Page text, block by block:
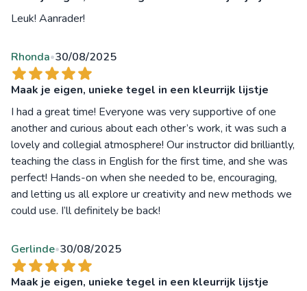
Leuk! Aanrader!
Rhonda•30/08/2025
Maak je eigen, unieke tegel in een kleurrijk lijstje
I had a great time! Everyone was very supportive of one
another and curious about each other’s work, it was such a
lovely and collegial atmosphere! Our instructor did brilliantly,
teaching the class in English for the first time, and she was
perfect! Hands-on when she needed to be, encouraging,
and letting us all explore ur creativity and new methods we
could use. I’ll definitely be back!
Gerlinde•30/08/2025
Maak je eigen, unieke tegel in een kleurrijk lijstje